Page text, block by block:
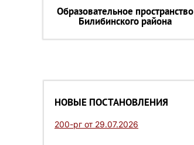
Образовательное пространство
Билибинского района
НОВЫЕ ПОСТАНОВЛЕНИЯ
200-рг от 29.07.2026